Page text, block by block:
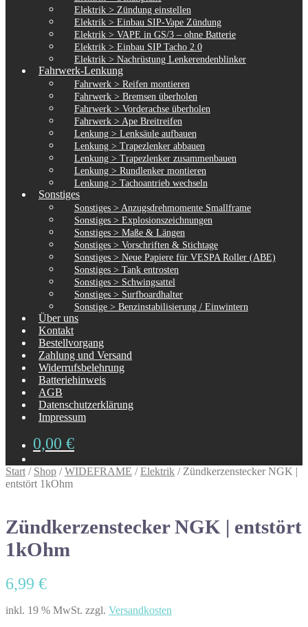
Elektrik > Zündung einstellen
Elektrik > Einbau SIP-Vape Zündung
Elektrik > VAPE in GS/3 – ohne Batterie
Elektrik > Einbau SIP Tacho 2.0
Elektrik > Nachrüstung Lenkerendenblinker
Fahrwerk-Lenkung
Fahrwerk > Reifen montieren
Fahrwerk > Bremsen überholen
Fahrwerk > Vorderachse überholen
Fahrwerk > Ape Breitreifen
Lenkung > Lenksäule aufbauen
Lenkung > Trapezlenker abbauen
Lenkung > Trapezlenker zusammenbauen
Lenkung > Rundlenker montieren
Lenkung > Tachoantrieb wechseln
Sonstiges
Sonstiges > Anzugsdrehmomente Smallframe
Sonstiges > Explosionszeichnungen
Sonstiges > Maße & Längen
Sonstiges > Vorschriften & Stichtage
Sonstiges > Neue Papiere für VESPA Roller (ABE)
Sonstiges > Tank entrosten
Sonstiges > Schwingsattel
Sonstiges > Surfboardhalter
Sonstige > Benzinstabilisierung / Einwintern
Über uns
Kontakt
Bestellvorgang
Zahlung und Versand
Widerrufsbelehrung
Batteriehinweis
AGB
Datenschutzerklärung
Impressum
0,00 €
Start / Shop /WIDEFRAME /Elektrik / Zündkerzenstecker NGK |
entstört 1kOhm
Zündkerzenstecker NGK | entstört
1kOhm
6,99 €
inkl. 19 % MwSt. zzgl. Versandkosten